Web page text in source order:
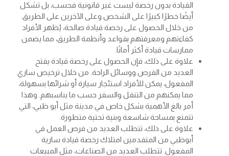
القيادة بدون رخصة ليست غير قانونية فحسب، بل تشكل
أيضًا خطرًا كبيرًا على الشخص وعلى الآخرين على الطريق.
من خلال الحصول على رخصة قيادة صالحة، يُظهر الأفراد
كفاءتهم ومعرفتهم بقواعد وأنظمة الطريق، مما يضمن
ممارسات قيادة أكثر أمانًا.
علاوة على ذلك، فإن الحصول على رخصة قيادة يفتح
العديد من الفرص ووسائل الراحة. من خلال ترخيص ساري
المفعول، يمكن للأفراد استئجار سيارة أو شرائها بسهولة،
مما يمكنهم من التنقل والسفر حسب ما يناسبهم. وهذا
أمر بالغ الأهمية بشكل خاص في مدينة مثل أبو ظبي، التي
تتمتع بمساحة شاسعة وبنية تحتية متطورة.
علاوة على ذلك، تتطلب العديد من فرص العمل في
أبوظبي من المتقدمين امتلاك رخصة قيادة سارية
المفعول. تتطلب العديد من الصناعات، مثل المبيعات